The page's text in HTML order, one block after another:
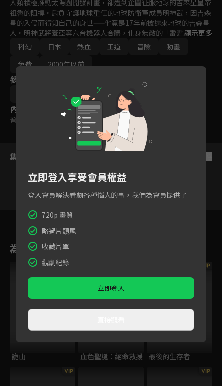
人類積極推動太陽圏開發計畫，卻遭到企圖征服地球的吉森星皇帝
祖魯的阻撓。肩負守護地球重任的地球防衛軍成員明神武，因吉森
星的入侵而得知自己的身世——他竟是17年前被送來地球的吉森星
人。明神武將蓋亞等六台機器人合體，化身無敵的「雷霆王」，迎
戰來自吉森星的侵略者。然而，這場戰役卻成為他與親哥哥馬克悲
劇性對決的開端。
顯示更多
科幻
日本 熱血 王道 冒險
動畫
免費
2000年以前
參與演員
內容標籤
普遍級
集數列表
50 51
為您推薦
VIP
詭山 血色聖誕：絕命救援
VIP
最後的生存者
VIP VIP
立即登入享受會員權益
登入會員解決看劇各種惱人的事，我們為會員提供了
720p 畫質
略過片頭尾
收藏片單
觀劇紀錄
立即登入